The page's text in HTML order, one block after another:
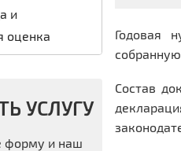
и
оценка
УСЛУГУ
форму и наш
Годовая
Состав